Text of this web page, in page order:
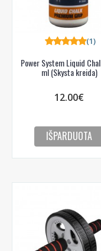
Power System Liquid
ml (Skysta kreida)
(1)
12.00€
IŠPARDUOTA
Gauti
Sužinoti, kaip mes